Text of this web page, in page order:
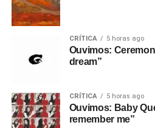
CRÍTICA 5 horas ago
Ouvimos:
dream”
CRÍTICA 5 horas ago
Ouvimos: Baby
remember me”